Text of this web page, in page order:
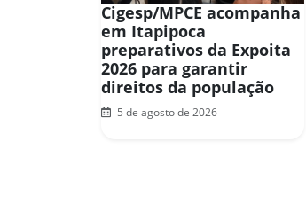
Cigesp/MPCE acompanha
em Itapipoca
preparativos da Expoita
2026 para garantir
direitos da população
5 de agosto de 2026